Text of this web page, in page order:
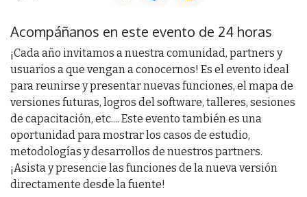
Acompáñanos en este evento de 24 horas
¡Cada año invitamos a nuestra comunidad, partners y
usuarios a que vengan a conocernos! Es el evento ideal
para reunirse y presentar nuevas funciones, el mapa de
versiones futuras, logros del software, talleres, sesiones
de capacitación, etc.... Este evento también es una
oportunidad para mostrar los casos de estudio,
metodologías y desarrollos de nuestros partners.
¡Asista y presencie las funciones de la nueva versión
directamente desde la fuente!